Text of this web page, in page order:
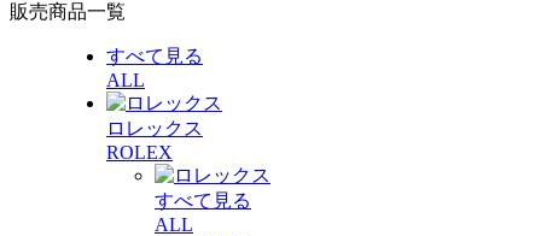
販売商品一覧
すべて見る
ALL
ロレックス
ROLEX
すべて見る
ALL